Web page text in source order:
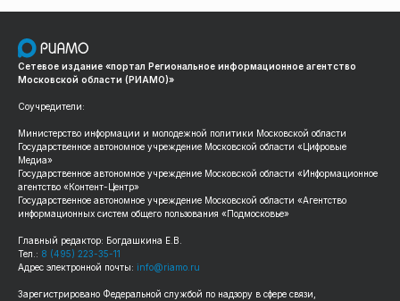
Сетевое издание «портал Региональное информационное агентство
Московской области (РИАМО)»
Соучредители:
Министерство информации и молодежной политики Московской области
Государственное автономное учреждение Московской области «Цифровые
Медиа»
Государственное автономное учреждение Московской области «Информационное
агентство «Контент-Центр»
Государственное автономное учреждение Московской области «Агентство
информационных систем общего пользования «Подмосковье»
Главный редактор: Богдашкина Е.В.
Тел.: 8 (495) 223-35-11
Адрес электронной почты: info@riamo.ru
Зарегистрировано Федеральной службой по надзору в сфере связи,